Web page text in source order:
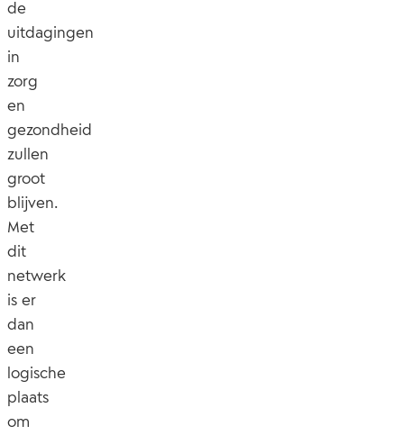
de
uitdagingen
in
zorg
en
gezondheid
zullen
groot
blijven.
Met
dit
netwerk
is er
dan
een
logische
plaats
om